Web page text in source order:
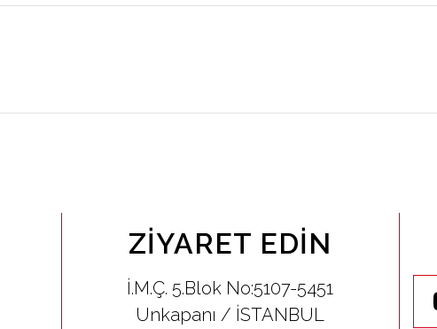
ZIYARET EDIN
İ.M.Ç. 5.Blok No:5107-5451
Unkapanı / İSTANBUL